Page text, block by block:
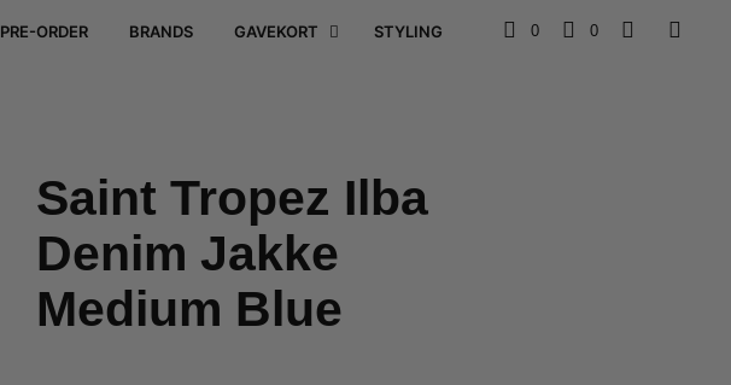
PRE-ORDER BRANDS GAVEKORT STYLING 0 0
Saint Tropez Ilba
Denim Jakke
Medium Blue